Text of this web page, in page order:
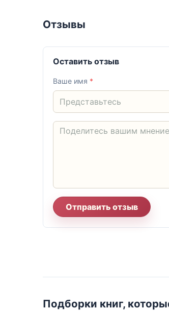
Отзывы
Оставить отзыв
Ваше имя *
Отправить отзыв
Подборки книг,